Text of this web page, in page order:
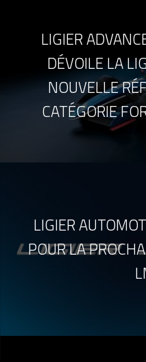
LIGIER
DÉVOILE LA
NOUVELLE
CATÉGORIE
LIGIER
POUR LA